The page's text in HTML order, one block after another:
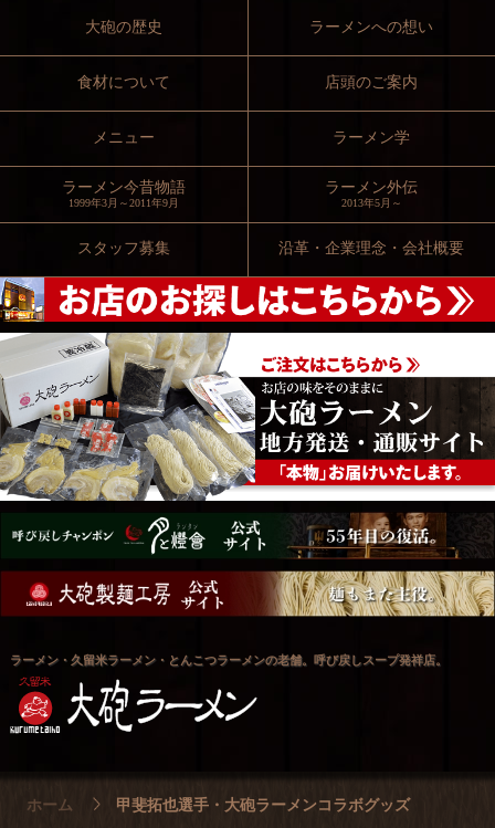
大砲の歴史 ラーメンへの想い
食材について 店頭のご案内
メニュー ラーメン学
ラーメン今昔物語
1999年3月～2011年9月
ラーメン外伝
2013年5月～
スタッフ募集 沿革・企業理念・会社概要
ラーメン・久留米ラーメン・とんこつラーメンの老舗。呼び戻しスープ発祥店。
ホーム 甲斐拓也選手・大砲ラーメンコラボグッズ